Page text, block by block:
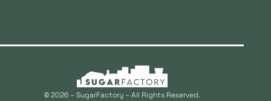
© 2026 – SugarFactory – All Rights Reserved.